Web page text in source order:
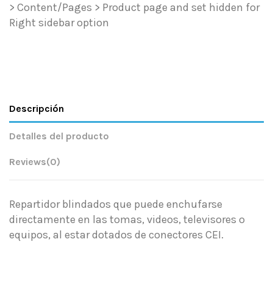
> Content/Pages > Product page and set hidden for
Right sidebar option
Descripción
Detalles del producto
Reviews(0)
Repartidor blindados que puede enchufarse
directamente en las tomas, videos, televisores o
equipos, al estar dotados de conectores CEI.